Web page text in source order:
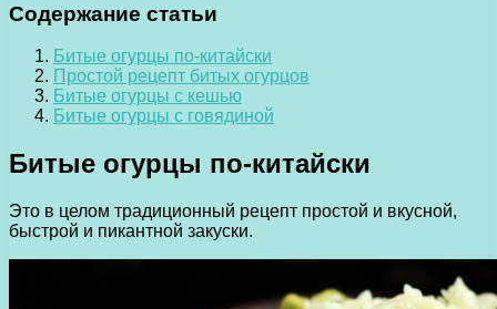
Содержание статьи
Битые огурцы по-китайски
Простой рецепт битых огурцов
Битые огурцы с кешью
Битые огурцы с говядиной
Битые огурцы по-китайски
Это в целом традиционный рецепт простой и вкусной,
быстрой и пикантной закуски.